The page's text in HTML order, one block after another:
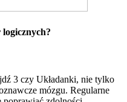
3 czy Układanki, nie tylko
mózgu. Regularne